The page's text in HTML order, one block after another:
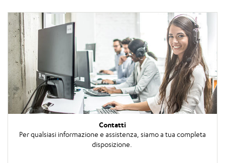
Contatti
Per qualsiasi informazione e assistenza, siamo a tua completa
disposizione.